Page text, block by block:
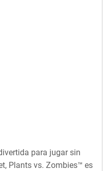
para jugar sin
Plants vs. Zombies™ es